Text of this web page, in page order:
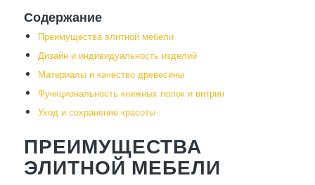
Содержание
Преимущества элитной мебели
Дизайн и индивидуальность изделий
Материалы и качество древесины
Функциональность книжных полок и витрин
Уход и сохранение красоты
ПРЕИМУЩЕСТВА
ЭЛИТНОЙ МЕБЕЛИ